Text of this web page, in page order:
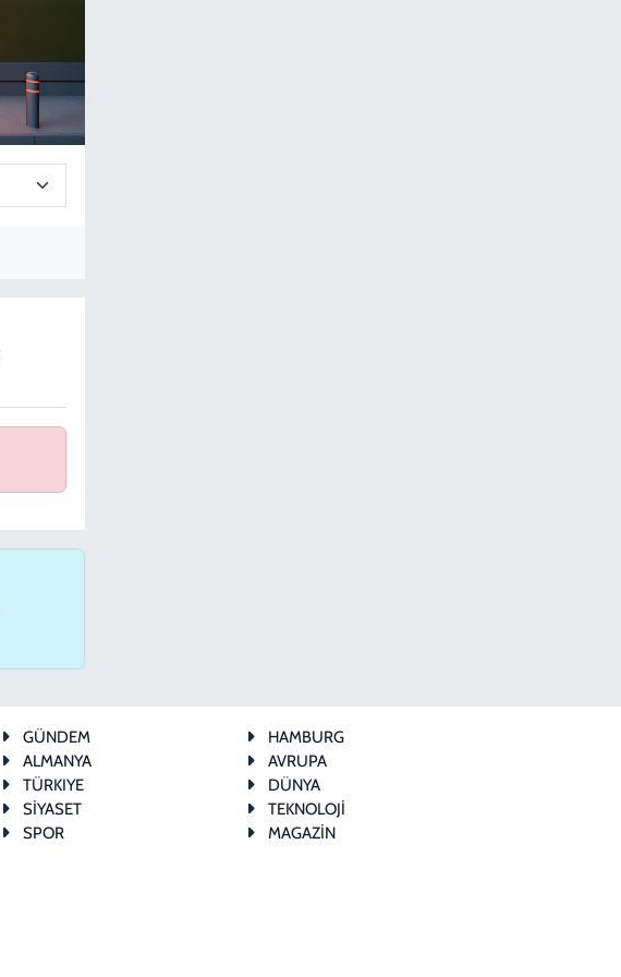
GÜNDEM
HAMBURG
ALMANYA
AVRUPA
TÜRKIYE
DÜNYA
SİYASET
TEKNOLOJİ
SPOR
MAGAZİN